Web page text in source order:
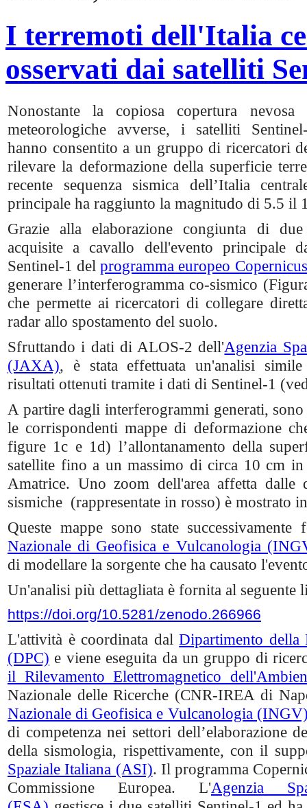
I terremoti dell'Italia
osservati dai satelliti
Nonostante la copiosa copertura
meteorologiche avverse, i satelliti
hanno consentito a un gruppo di ricercatori
rilevare la deformazione della superficie
recente sequenza sismica dell’Italia
principale ha raggiunto la magnitudo di 5.5 il
Grazie alla elaborazione congiunta di
acquisite a cavallo dell'evento principale
Sentinel-1 delprogramma europeo Copernicus
generare l’interferogramma co-sismico
che permette ai ricercatori di collegare
radar allo spostamento del suolo.
Sfruttando i dati di ALOS-2 dell'Agenzia
(JAXA), è stata effettuata un'analisi
risultati ottenuti tramite i dati di Sentinel-1
A partire dagli interferogrammi generati,
le corrispondenti mappe di deformazione
figure 1c e 1d) l’allontanamento della
satellite fino a un massimo di circa 10 cm in
Amatrice. Uno zoom dell'area affetta dalle
sismiche (rappresentate in rosso) è mostrato
Queste mappe sono state successivamente
Nazionale di Geofisica e Vulcanologia
di modellare la sorgente che ha causato
Un'analisi più dettagliata è fornita al seguente
https://doi.org/10.5281/zenodo.266966
L'attività è coordinata dalDipartimento della
(DPC) e viene eseguita da un gruppo di
il Rilevamento Elettromagnetico
Nazionale delle Ricerche (CNR-IREA di
Nazionale di Geofisica e Vulcanologia
di competenza nei settori dell’elaborazione
della sismologia, rispettivamente, con il
Spaziale Italiana (ASI). Il programma
Commissione Europea. L'Agenzia